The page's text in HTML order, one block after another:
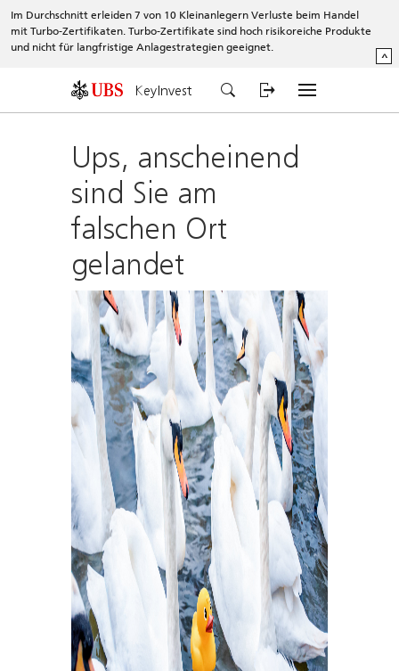
Im Durchschnitt erleiden 7 von 10 Kleinanlegern Verluste beim Handel
mit Turbo-Zertifikaten. Turbo-Zertifikate sind hoch risikoreiche Produkte
und nicht für langfristige Anlagestrategien geeignet.
^
KeyInvest
Ups, anscheinend
sind Sie am
falschen Ort
gelandet